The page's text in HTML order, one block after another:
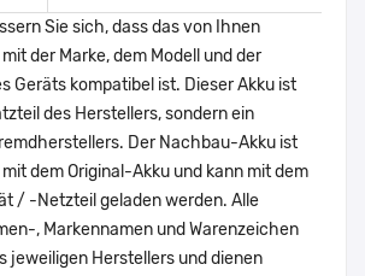
Sie sich, dass das von Ihnen
der Marke, dem Modell und der
Geräts kompatibel ist. Dieser Akku ist
des Herstellers, sondern ein
Der Nachbau-Akku ist
dem Original-Akku und kann mit dem
/ -Netzteil geladen werden. Alle
, Markennamen und Warenzeichen
jeweiligen Herstellers und dienen